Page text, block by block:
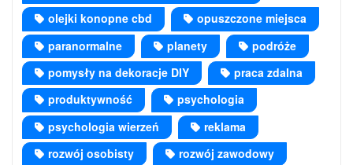
olejki konopne cbd
opuszczone miejsca
paranormalne
planety
podróże
pomysły na dekoracje DIY
praca zdalna
produktywność
psychologia
psychologia wierzeń
reklama
rozwój osobisty
rozwój zawodowy